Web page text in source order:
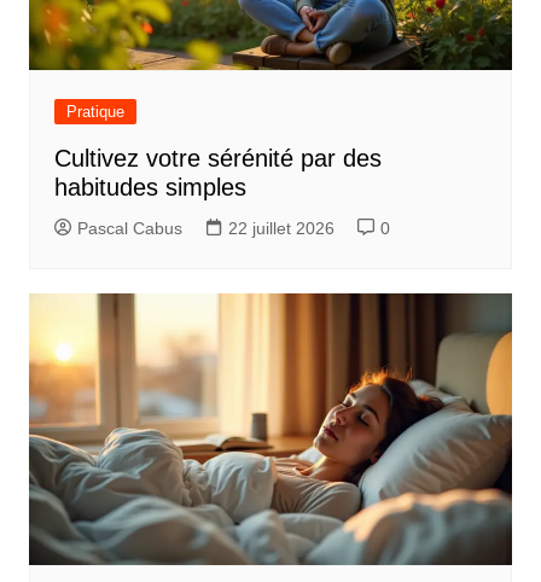
Pratique
Cultivez votre sérénité par des
habitudes simples
Pascal Cabus 22 juillet 2026 0